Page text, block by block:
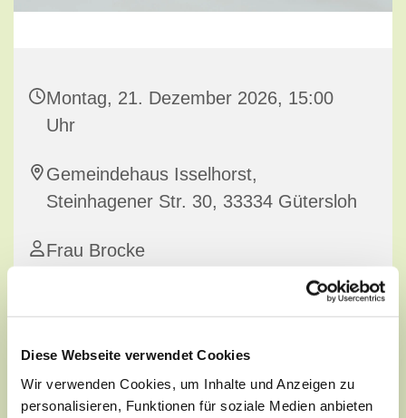
Diese Webseite verwendet Cookies
Wir verwenden Cookies, um Inhalte und Anzeigen zu
personalisieren, Funktionen für soziale Medien anbieten
Montag, 21. Dezember 2026, 15:00
Uhr
Gemeindehaus Isselhorst,
Steinhagener Str. 30, 33334 Gütersloh
Frau Brocke